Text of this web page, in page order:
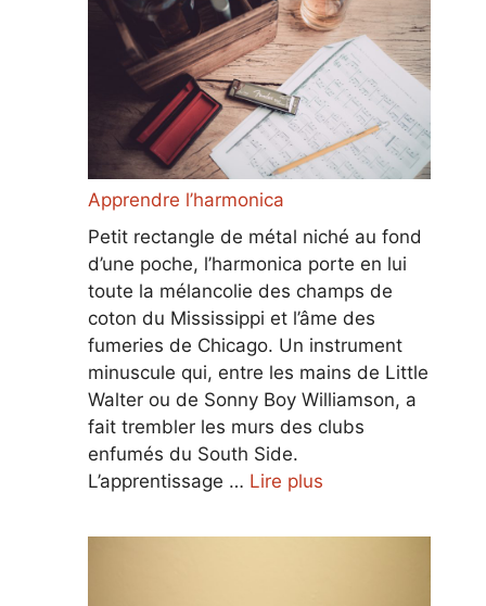
Apprendre l’harmonica
Petit rectangle de métal niché au fond
d’une poche, l’harmonica porte en lui
toute la mélancolie des champs de
coton du Mississippi et l’âme des
fumeries de Chicago. Un instrument
minuscule qui, entre les mains de Little
Walter ou de Sonny Boy Williamson, a
fait trembler les murs des clubs
enfumés du South Side.
L’apprentissage … Lire plus